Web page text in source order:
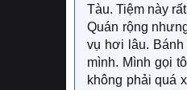
Tàu. Tiệm này
Quán rộng
vụ hơi lâu.
mình. Mình gọi
không phải quá